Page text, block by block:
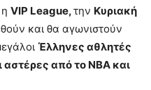
VIP League,την Κυριακή
και θα αγωνιστούν
Έλληνες αθλητές
αστέρες από το NBA και